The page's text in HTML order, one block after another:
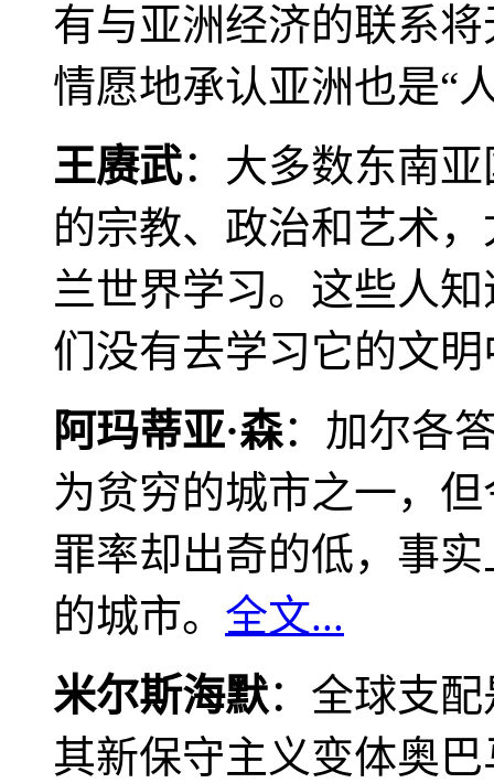
有与亚洲经济的联系
情愿地承认亚洲也是“
王赓武：大多数东南
的宗教、政治和艺术
兰世界学习。这些人
们没有去学习它的文
阿玛蒂亚·森：加尔各
为贫穷的城市之一，
罪率却出奇的低，事
的城市。 全文...
米尔斯海默：全球支
其新保守主义变体奥